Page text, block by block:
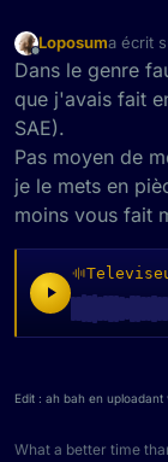
Hors-ligne
Loposuma écrit
Dans le genre
que j'avais fait
SAE).
Pas moyen de
je le mets en
moins vous fait
Edit : ah bah en
What a better time